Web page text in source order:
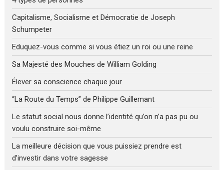
Capitalisme, Socialisme et Démocratie de Joseph
Schumpeter
Eduquez-vous comme si vous étiez un roi ou une reine
Sa Majesté des Mouches de William Golding
Élever sa conscience chaque jour
“La Route du Temps” de Philippe Guillemant
Le statut social nous donne l’identité qu’on n’a pas pu ou
voulu construire soi-même
La meilleure décision que vous puissiez prendre est
d’investir dans votre sagesse